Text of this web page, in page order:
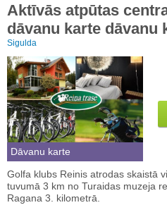
Aktīvās atpūtas
dāvanu karte dāvanu
Sigulda
Dāvanu karte
Golfa klubs Reinis atrodas skaistā
tuvumā 3 km no Turaidas muzeja
Ragana 3. kilometrā.